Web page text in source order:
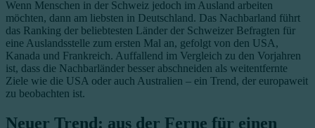
Wenn Menschen in der Schweiz jedoch im Ausland arbeiten
möchten, dann am liebsten in Deutschland. Das Nachbarland führt
das Ranking der beliebtesten Länder der Schweizer Befragten für
eine Auslandsstelle zum ersten Mal an, gefolgt von den USA,
Kanada und Frankreich. Auffallend im Vergleich zu den Vorjahren
ist, dass die Nachbarländer besser abschneiden als weitentfernte
Ziele wie die USA oder auch Australien – ein Trend, der europaweit
zu beobachten ist.
Neuer Trend: aus der Ferne für einen